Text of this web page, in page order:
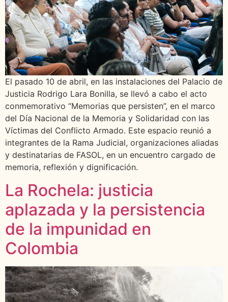
El pasado 10 de abril, en las instalaciones del Palacio de
Justicia Rodrigo Lara Bonilla, se llevó a cabo el acto
conmemorativo “Memorias que persisten”, en el marco
del Día Nacional de la Memoria y Solidaridad con las
Víctimas del Conflicto Armado. Este espacio reunió a
integrantes de la Rama Judicial, organizaciones aliadas
y destinatarias de FASOL, en un encuentro cargado de
memoria, reflexión y dignificación.
La Rochela: justicia
aplazada y la persistencia
de la impunidad en
Colombia